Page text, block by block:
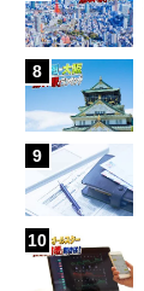
8
9
10